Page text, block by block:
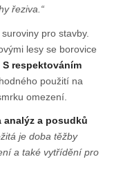
řeziva.“
pro stavby.
lesy se borovice
S respektováním
použití na
omezení.
analýz a posudků
je doba těžby
a také vytřídění pro